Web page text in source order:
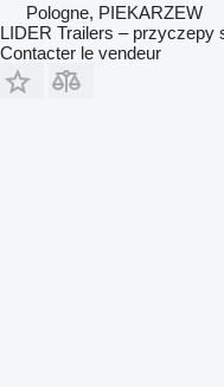
Pologne, PIEKARZEW
LIDER Trailers – przyczepy
Contacter le vendeur